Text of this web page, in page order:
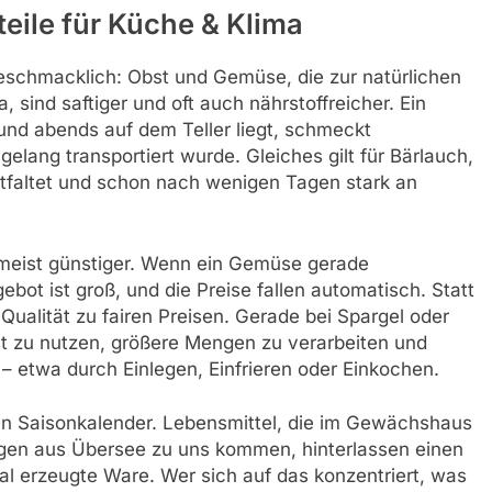
für Küche & Klima
Obst und Gemüse, die zur natürlichen
sind saftiger und oft auch nährstoffreicher. Ein
abends auf dem Teller liegt, schmeckt
transportiert wurde. Gleiches gilt für Bärlauch,
und schon nach wenigen Tagen stark an
günstiger. Wenn ein Gemüse gerade
ist groß, und die Preise fallen automatisch. Statt
zu fairen Preisen. Gerade bei Spargel oder
nutzen, größere Mengen zu verarbeiten und
etwa durch Einlegen, Einfrieren oder Einkochen.
Saisonkalender. Lebensmittel, die im Gewächshaus
aus Übersee zu uns kommen, hinterlassen einen
erzeugte Ware. Wer sich auf das konzentriert, was